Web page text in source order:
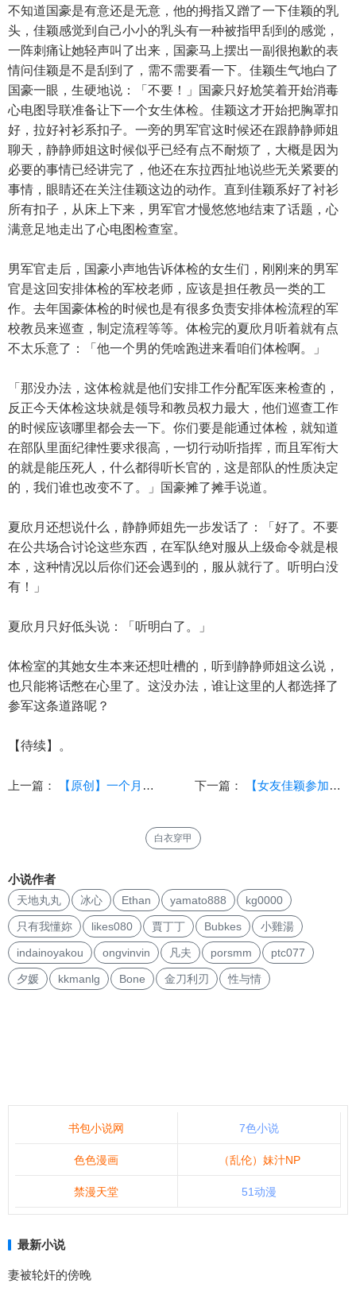
不知道国豪是有意还是无意，他的拇指又蹭了一下佳颖的乳
头，佳颖感觉到自己小小的乳头有一种被指甲刮到的感觉，
一阵刺痛让她轻声叫了出来，国豪马上摆出一副很抱歉的表
情问佳颖是不是刮到了，需不需要看一下。佳颖生气地白了
国豪一眼，生硬地说：「不要！」国豪只好尬笑着开始消毒
心电图导联准备让下一个女生体检。佳颖这才开始把胸罩扣
好，拉好衬衫系扣子。一旁的男军官这时候还在跟静静师姐
聊天，静静师姐这时候似乎已经有点不耐烦了，大概是因为
必要的事情已经讲完了，他还在东拉西扯地说些无关紧要的
事情，眼睛还在关注佳颖这边的动作。直到佳颖系好了衬衫
所有扣子，从床上下来，男军官才慢悠悠地结束了话题，心
满意足地走出了心电图检查室。
男军官走后，国豪小声地告诉体检的女生们，刚刚来的男军
官是这回安排体检的军校老师，应该是担任教员一类的工
作。去年国豪体检的时候也是有很多负责安排体检流程的军
校教员来巡查，制定流程等等。体检完的夏欣月听着就有点
不太乐意了：「他一个男的凭啥跑进来看咱们体检啊。」
「那没办法，这体检就是他们安排工作分配军医来检查的，
反正今天体检这块就是领导和教员权力最大，他们巡查工作
的时候应该哪里都会去一下。你们要是能通过体检，就知道
在部队里面纪律性要求很高，一切行动听指挥，而且军衔大
的就是能压死人，什么都得听长官的，这是部队的性质决定
的，我们谁也改变不了。」国豪摊了摊手说道。
夏欣月还想说什么，静静师姐先一步发话了：「好了。不要
在公共场合讨论这些东西，在军队绝对服从上级命令就是根
本，这种情况以后你们还会遇到的，服从就行了。听明白没
有！」
夏欣月只好低头说：「听明白了。」
体检室的其她女生本来还想吐槽的，听到静静师姐这么说，
也只能将话憋在心里了。这没办法，谁让这里的人都选择了
参军这条道路呢？
【待续】。
上一篇： 【原创】一个月的报复1-楔子 下一篇： 【女友佳颖参加军检】 第一章
白衣穿甲
小说作者
天地丸丸 冰心 Ethan yamato888 kg0000
只有我懂妳 likes080 賈丁丁 Bubkes 小雞湯
indainoyakou ongvinvin 凡夫 porsmm ptc077
夕媛 kkmanlg Bone 金刀利刃 性与情
书包小说网 7色小说
色色漫画 （乱伦）妹汁NP
禁漫天堂 51动漫
最新小说
妻被轮奸的傍晚